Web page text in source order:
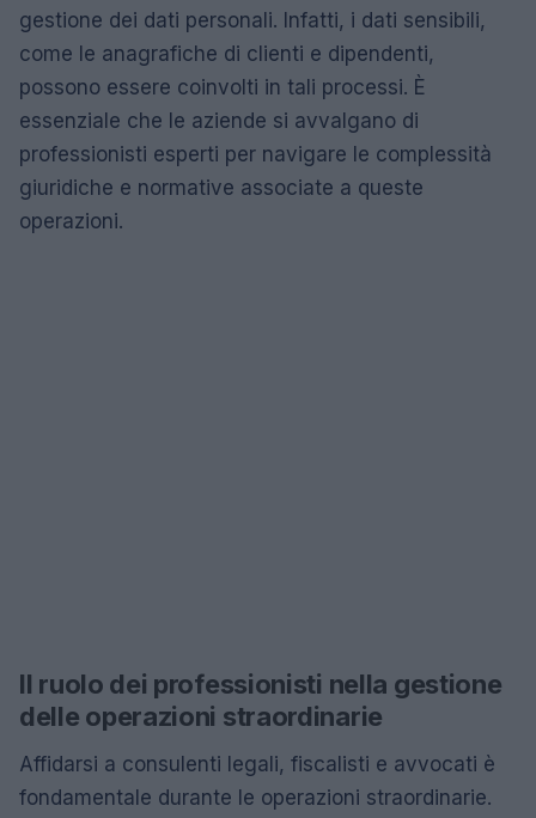
gestione dei dati personali. Infatti, i dati sensibili,
come le anagrafiche di clienti e dipendenti,
possono essere coinvolti in tali processi. È
essenziale che le aziende si avvalgano di
professionisti esperti per navigare le complessità
giuridiche e normative associate a queste
operazioni.
Il ruolo dei professionisti nella gestione
delle operazioni straordinarie
Affidarsi a consulenti legali, fiscalisti e avvocati è
fondamentale durante le operazioni straordinarie.